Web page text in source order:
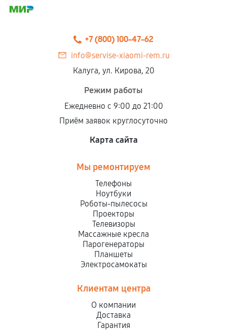
+7 (800) 100-47-62
info@servise-xiaomi-rem.ru
Калуга, ул. Кирова, 20
Режим работы
Ежедневно с 9:00 до 21:00
Приём заявок круглосуточно
Карта сайта
Мы ремонтируем
Телефоны
Ноутбуки
Роботы-пылесосы
Проекторы
Телевизоры
Массажные кресла
Парогенераторы
Планшеты
Электросамокаты
Клиентам центра
О компании
Доставка
Гарантия